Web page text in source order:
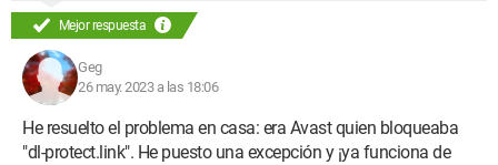
Mejor respuesta
Geg
26 may. 2023 a las 18:06
He resuelto el problema en casa: era Avast quien bloqueaba
"dl-protect.link". He puesto una excepción y ¡ya funciona de